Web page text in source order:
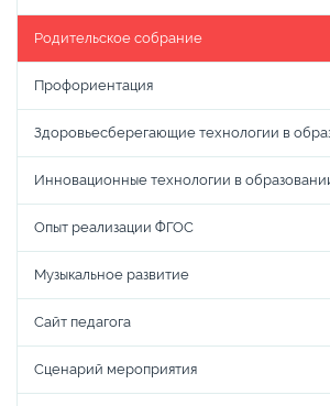
Родительское собрание
Профориентация
Здоровьесберегающие технологии в
Инновационные технологии в
Опыт реализации ФГОС
Музыкальное развитие
Сайт педагога
Сценарий мероприятия